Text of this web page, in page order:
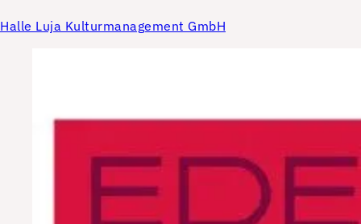
Halle Luja Kulturmanagement GmbH